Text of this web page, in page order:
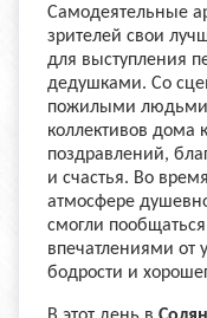
Самодеятельные
зрителей свои
для выступления
дедушками. Со
пожилыми людьми
коллективов дома
поздравлений,
и счастья. Во
атмосфере
смогли
впечатлениями от
бодрости и